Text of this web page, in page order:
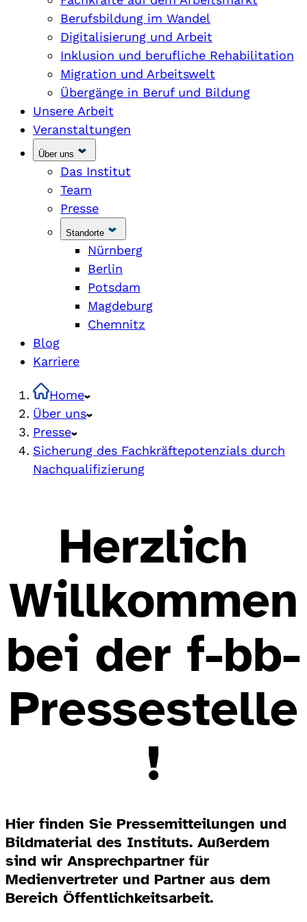
Berufsbildung im Wandel
Digitalisierung und Arbeit
Inklusion und berufliche Rehabilitation
Migration und Arbeitswelt
Übergänge in Beruf und Bildung
Unsere Arbeit
Veranstaltungen
Über uns
Das Institut
Team
Presse
Standorte
Nürnberg
Berlin
Potsdam
Magdeburg
Chemnitz
Blog
Karriere
Home
Über uns
Presse
Sicherung des Fachkräftepotenzials durch
Nachqualifizierung
Herzlich
Willkommen
bei der f-bb-
Pressestelle
!
Hier finden Sie Pressemitteilungen und
Bildmaterial des Instituts. Außerdem
sind wir Ansprechpartner für
Medienvertreter und Partner aus dem
Bereich Öffentlichkeitsarbeit.